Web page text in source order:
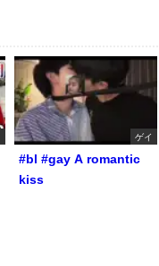
ゲイ
#bl #gay A romantic
kiss